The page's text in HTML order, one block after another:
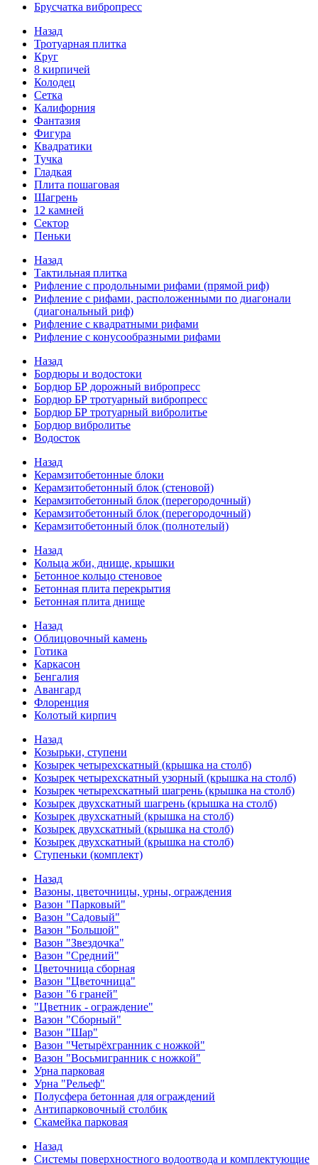
Брусчатка вибропресс
Назад
Тротуарная плитка
Круг
8 кирпичей
Колодец
Сетка
Калифорния
Фантазия
Фигура
Квадратики
Тучка
Гладкая
Плита пошаговая
Шагрень
12 камней
Сектор
Пеньки
Назад
Тактильная плитка
Рифление с продольными рифами (прямой риф)
Рифление с рифами, расположенными по диагонали
(диагональный риф)
Рифление с квадратными рифами
Рифление с конусообразными рифами
Назад
Бордюры и водостоки
Бордюр БР дорожный вибропресс
Бордюр БР тротуарный вибропресс
Бордюр БР тротуарный вибролитье
Бордюр вибролитье
Водосток
Назад
Керамзитобетонные блоки
Керамзитобетонный блок (стеновой)
Керамзитобетонный блок (перегородочный)
Керамзитобетонный блок (перегородочный)
Керамзитобетонный блок (полнотелый)
Назад
Кольца жби, днище, крышки
Бетонное кольцо стеновое
Бетонная плита перекрытия
Бетонная плита днище
Назад
Облицовочный камень
Готика
Каркасон
Бенгалия
Авангард
Флоренция
Колотый кирпич
Назад
Козырьки, ступени
Козырек четырехскатный (крышка на столб)
Козырек четырехскатный узорный (крышка на столб)
Козырек четырехскатный шагрень (крышка на столб)
Козырек двухскатный шагрень (крышка на столб)
Козырек двухскатный (крышка на столб)
Козырек двухскатный (крышка на столб)
Козырек двухскатный (крышка на столб)
Ступеньки (комплект)
Назад
Вазоны, цветочницы, урны, ограждения
Вазон "Парковый"
Вазон "Садовый"
Вазон "Большой"
Вазон "Звездочка"
Вазон "Средний"
Цветочница сборная
Вазон "Цветочница"
Вазон "6 граней"
"Цветник - ограждение"
Вазон "Сборный"
Вазон "Шар"
Вазон "Четырёхгранник с ножкой"
Вазон "Восьмигранник с ножкой"
Урна парковая
Урна "Рельеф"
Полусфера бетонная для ограждений
Антипарковочный столбик
Скамейка парковая
Назад
Системы поверхностного водоотвода и комплектующие